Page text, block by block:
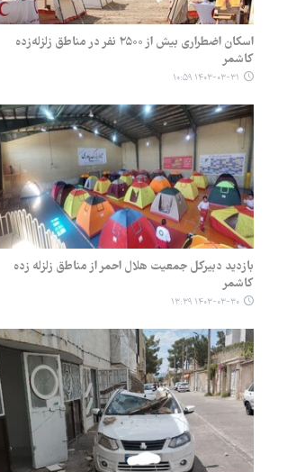
اسکان اضطراری بیش از ۲۵۰۰ نفر در مناطق زلزله‌زده
کاشمر
۱۴۰۳-۰۳-۳۱ ۱۰:۵۹
بازدید دبیرکل جمعیت هلال احمر از مناطق زلزله زده
کاشمر
۱۴۰۳-۰۳-۳۰ ۱۳:۳۹